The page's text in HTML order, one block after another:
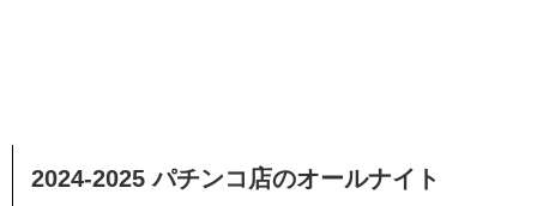
2024-2025 パチンコ店のオールナイト